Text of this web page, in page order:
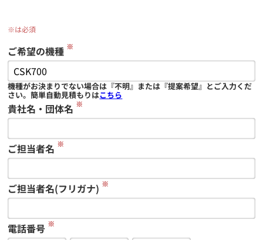
※は必須
ご希望の機種 ※
機種がお決まりでない場合は『不明』または『提案希望』とご入力くだ
さい。簡単自動見積もりはこちら
貴社名・団体名 ※
ご担当者名 ※
ご担当者名(フリガナ) ※
電話番号 ※